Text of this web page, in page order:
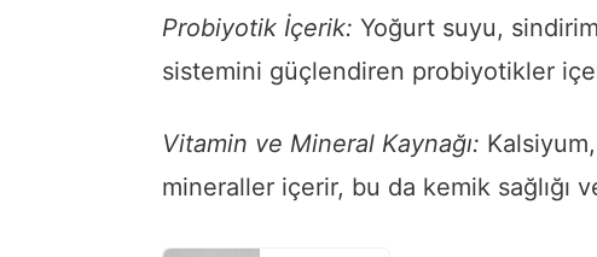
Probiyotik İçerik: Yoğurt suyu,
sistemini güçlendiren probiyotikler
Vitamin ve Mineral Kaynağı:
mineraller içerir, bu da kemik sağlığı